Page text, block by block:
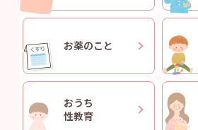
お薬のこと
おうち
性教育